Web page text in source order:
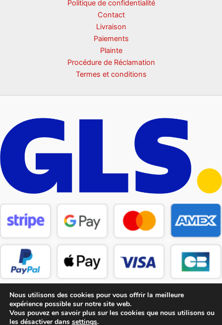
Politique de confidentialité
Contact
Livraison
Paiements
Plainte
Procédure de Réclamation
Termes et conditions
Nous utilisons des cookies pour vous offrir la meilleure
expérience possible sur notre site web.
Vous pouvez en savoir plus sur les cookies que nous utilisons ou
les désactiver dans settings.